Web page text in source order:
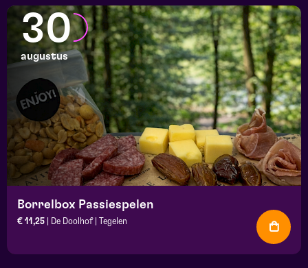
30
augustus
Borrelbox Passiespelen
€ 11,25 | De Doolhof | Tegelen